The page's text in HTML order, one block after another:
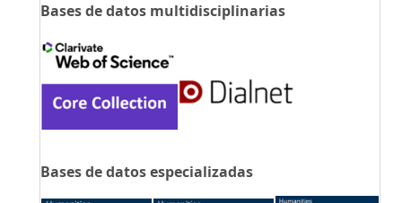
Bases de datos multidisciplinarias
Bases de datos especializadas